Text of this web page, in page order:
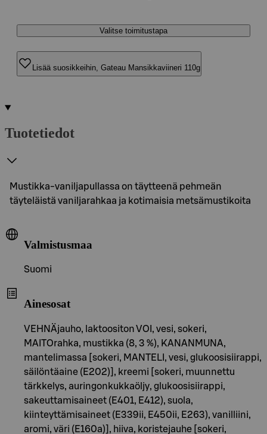
Valitse toimitustapa
Lisää suosikkeihin, Gateau Mansikkaviineri 110g
Tuotetiedot
Mustikka-vaniljapullassa on täytteenä pehmeän
täyteläistä vaniljarahkaa ja kotimaisia metsämustikoita
Valmistusmaa
Suomi
Ainesosat
VEHNÄjauho, laktoositon VOI, vesi, sokeri,
MAITOrahka, mustikka (8, 3 %), KANANMUNA,
mantelimassa [sokeri, MANTELI, vesi, glukoosisiirappi,
säilöntäaine (E202)], kreemi [sokeri, muunnettu
tärkkelys, auringonkukkaöljy, glukoosisiirappi,
sakeuttamisaineet (E401, E412), suola,
kiinteyttämisaineet (E339ii, E450ii, E263), vanilliini,
aromi, väri (E160a)], hiiva, koristejauhe [sokeri,